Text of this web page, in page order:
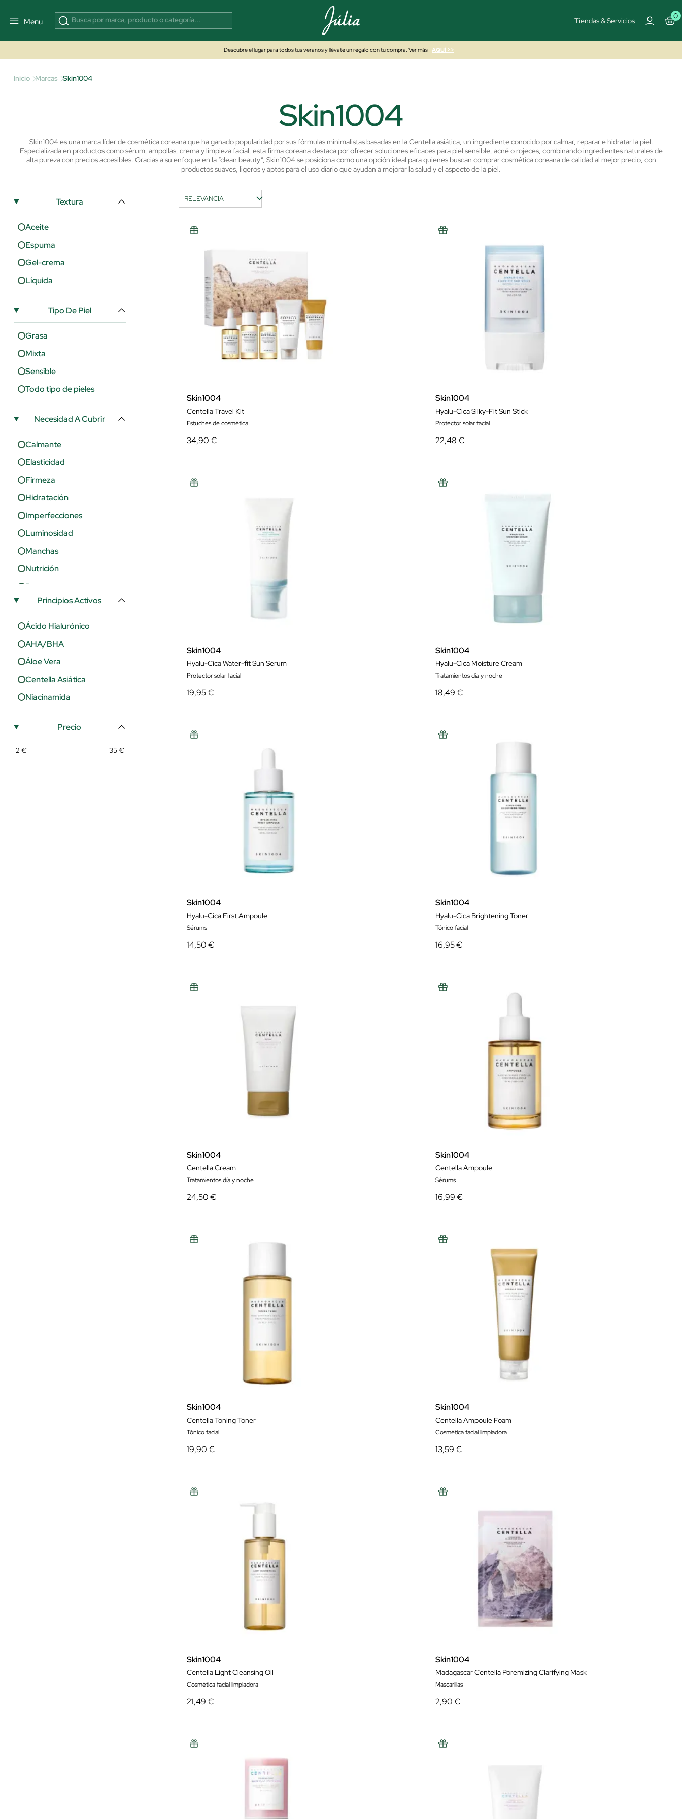
Menu Tiendas & Servicios
0
Descubre el lugar para todos tus veranos y llévate un regalo con tu compra. Ver más AQUÍ >>
Inicio Marcas Skin1004
Skin1004
Skin1004 es una marca líder de cosmética coreana que ha ganado popularidad por sus fórmulas minimalistas basadas en la Centella asiática, un ingrediente conocido por calmar, reparar e hidratar la piel.
Especializada en productos como sérum, ampollas, crema y limpieza facial, esta firma coreana destaca por ofrecer soluciones eficaces para piel sensible, acné o rojeces, combinando ingredientes naturales de
alta pureza con precios accesibles. Gracias a su enfoque en la “clean beauty”, Skin1004 se posiciona como una opción ideal para quienes buscan comprar cosmética coreana de calidad al mejor precio, con
productos suaves, ligeros y aptos para el uso diario que ayudan a mejorar la salud y el aspecto de la piel.
Textura
Aceite
Espuma
Gel-crema
Líquida
Tipo De Piel
Grasa
Mixta
Sensible
Todo tipo de pieles
Necesidad A Cubrir
Calmante
Elasticidad
Firmeza
Hidratación
Imperfecciones
Luminosidad
Manchas
Nutrición
Poros
Protección
Regeneración
Reparación
Revitalizante
Seborregulador
Suavidad
Principios Activos
Ácido Hialurónico
AHA/BHA
Áloe Vera
Centella Asiática
Niacinamida
Precio
2 € 35€
Skin1004
Centella Travel Kit
Estuches de cosmética
34,90 €
Skin1004
Hyalu-Cica Silky-Fit Sun Stick
Protector solar facial
22,48 €
Skin1004
Hyalu-Cica Water-fit Sun Serum
Protector solar facial
19,95 €
Skin1004
Hyalu-Cica Moisture Cream
Tratamientos día y noche
18,49 €
Skin1004
Hyalu-Cica First Ampoule
Sérums
14,50 €
Skin1004
Hyalu-Cica Brightening Toner
Tónico facial
16,95 €
Skin1004
Centella Cream
Tratamientos día y noche
24,50 €
Skin1004
Centella Ampoule
Sérums
16,99 €
Skin1004
Centella Toning Toner
Tónico facial
19,90 €
Skin1004
Centella Ampoule Foam
Cosmética facial limpiadora
13,59 €
Skin1004
Centella Light Cleansing Oil
Cosmética facial limpiadora
21,49 €
Skin1004
Madagascar Centella Poremizing Clarifying Mask
Mascarillas
2,90 €